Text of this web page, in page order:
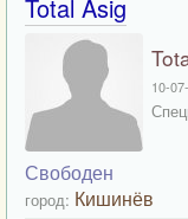
Total Asig
10-
Свободен
город: Кишинёв